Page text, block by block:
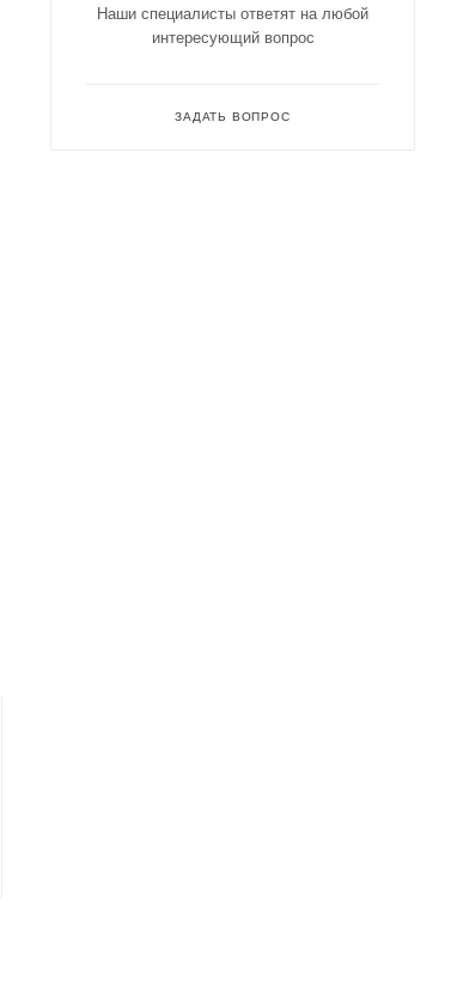
Наши специалисты ответят на любой
интересующий вопрос
ЗАДАТЬ ВОПРОС